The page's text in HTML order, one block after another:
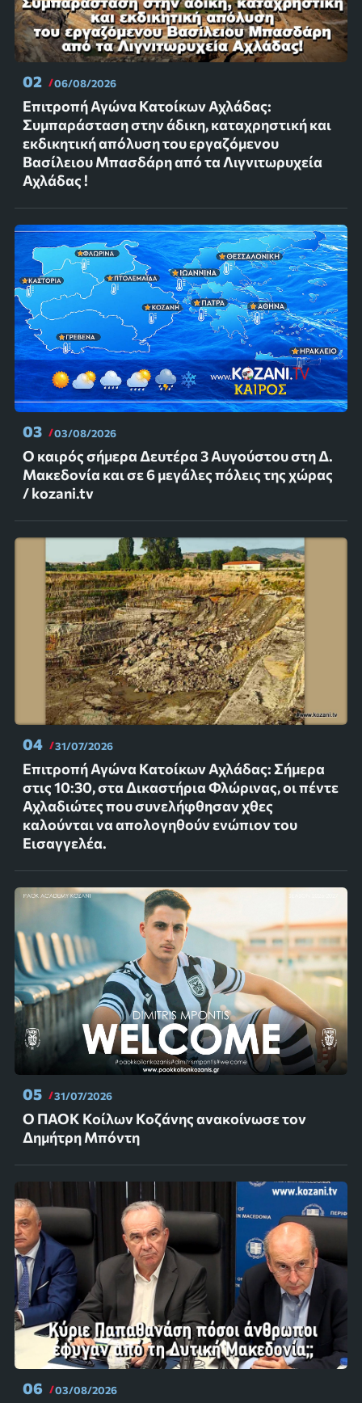
02 06/08/2026
Επιτροπή Αγώνα Κατοίκων Αχλάδας:
Συμπαράσταση στην άδικη, καταχρηστική και
εκδικητική απόλυση του εργαζόμενου
Βασίλειου Μπασδάρη από τα Λιγνιτωρυχεία
Αχλάδας !
03 03/08/2026
Ο καιρός σήμερα Δευτέρα 3 Αυγούστου στη Δ.
Μακεδονία και σε 6 μεγάλες πόλεις της χώρας
/ kozani.tv
04 31/07/2026
Επιτροπή Αγώνα Κατοίκων Αχλάδας: Σήμερα
στις 10:30, στα Δικαστήρια Φλώρινας, οι πέντε
Αχλαδιώτες που συνελήφθησαν χθες
καλούνται να απολογηθούν ενώπιον του
Εισαγγελέα.
05 31/07/2026
Ο ΠΑΟΚ Κοίλων Κοζάνης ανακοίνωσε τον
Δημήτρη Μπόντη
06 03/08/2026